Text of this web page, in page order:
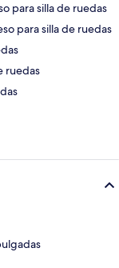
para silla de ruedas
para silla de ruedas
ruedas